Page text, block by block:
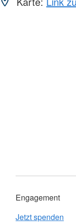
Engagement
Jetzt spenden